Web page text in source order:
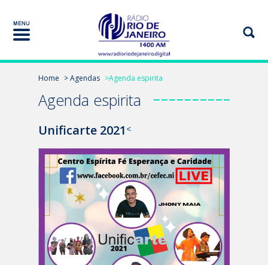
Home > Agendas >Agenda espirita
Agenda espirita
Unificarte 2021 <